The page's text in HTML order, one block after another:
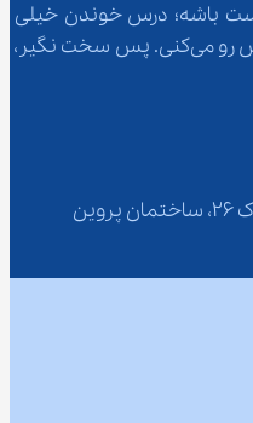
باشه؛ درس خوندن خیلی
آسون‌تر و باحال‌تر از چیزیه که فکرش رو می‌کنی. پس سخت نگیر،
تهران، میدان عطار، خیابان عطار، پلاک 26، ساختمان پروین